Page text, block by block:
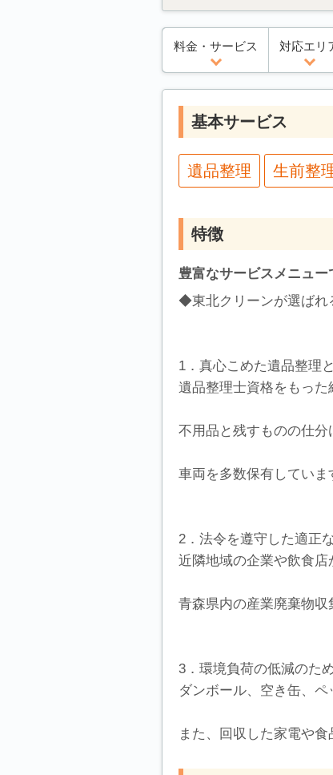
料金・サービス 対応エリ
基本サービス
遺品整理 生前整
特徴
豊富なサービスメニュー
◆東北クリーンが選ばれ
1．真心こめた遺品整理
遺品整理士資格をもった
不用品と残すものの仕分
車両を多数保有していま
2．法令を遵守した適正
近隣地域の企業や飲食店
青森県内の産業廃棄物収
3．環境負荷の低減のた
ダンボール、空き缶、ペ
また、回収した家電や